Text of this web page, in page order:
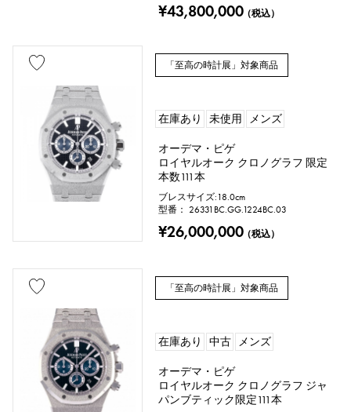
ブラックダイヤ
その他
モチーフ
数字 アルファベット
クローバー スカル ドロップ
リボン 一粒ジュエリー
動物 昆虫 星 月
蝶 鍵
馬蹄
リングサイズ
¥43,800,000（税込）
「至高の時計展」対象商品
在庫あり 未使用 メンズ
オーデマ・ピゲ
ロイヤルオーク クロノグラフ 限定
本数111本
ブレスサイズ:18.0cm
型番： 26331BC.GG.1224BC.03
¥26,000,000（税込）
「至高の時計展」対象商品
在庫あり 中古 メンズ
オーデマ・ピゲ
ロイヤルオーク クロノグラフ ジャ
パンブティック限定111本